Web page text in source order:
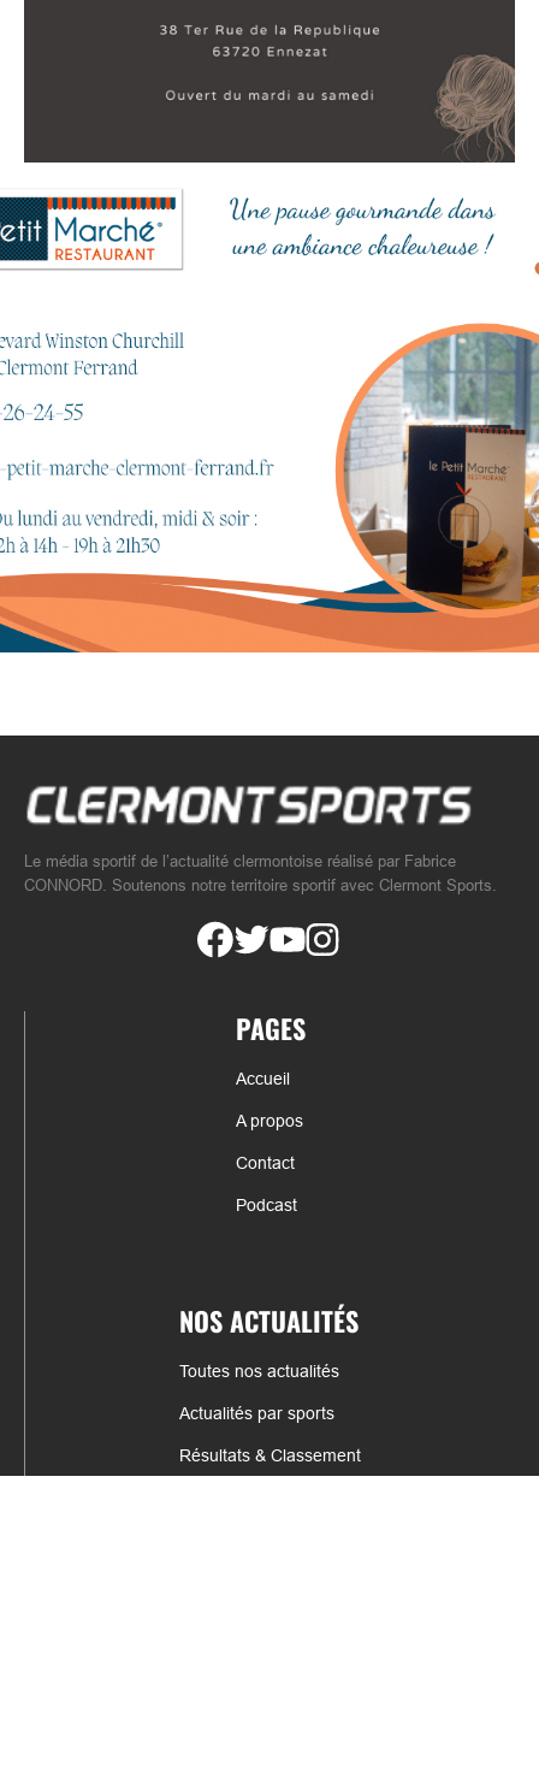
Le média sportif de l’actualité clermontoise réalisé par Fabrice
CONNORD. Soutenons notre territoire sportif avec Clermont Sports.
PAGES
Accueil
A propos
Contact
Podcast
NOS ACTUALITÉS
Toutes nos actualités
Actualités par sports
Résultats & Classement